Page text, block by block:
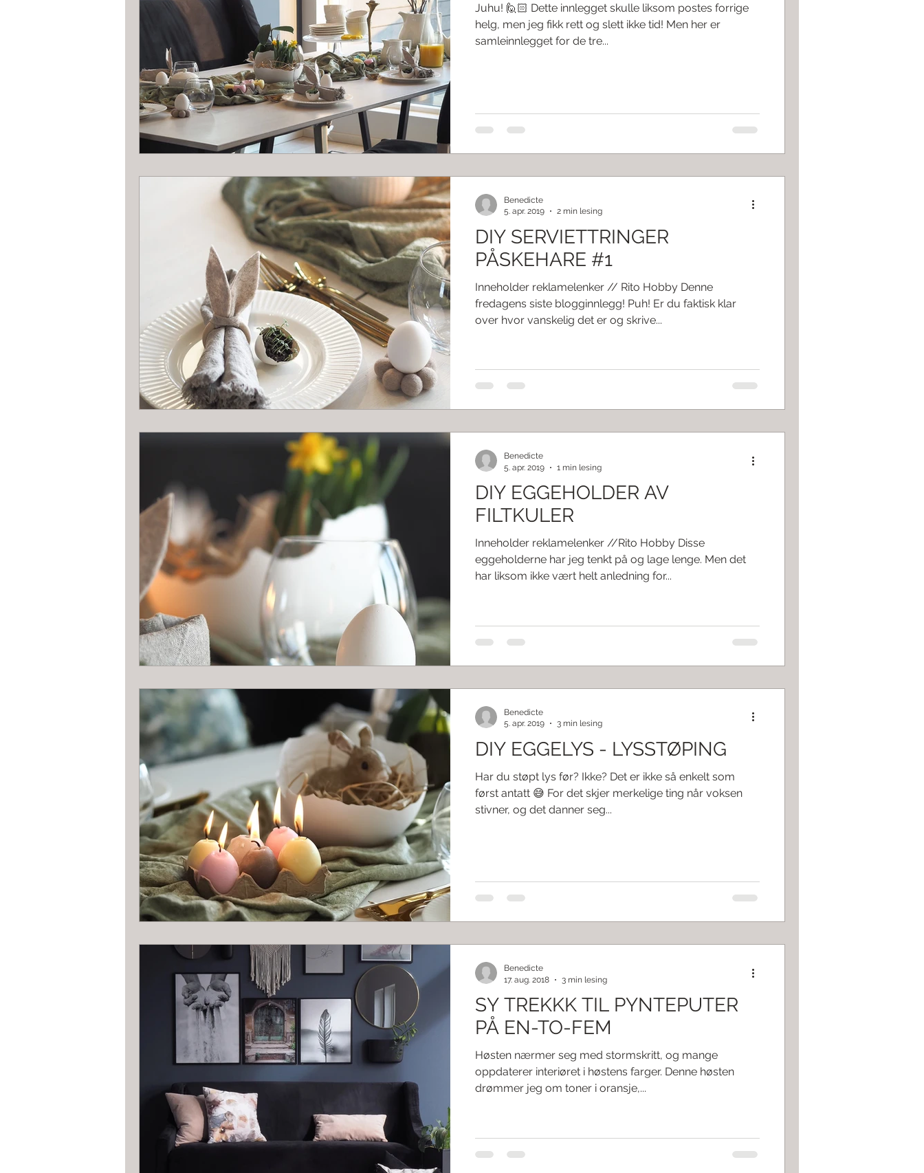
Juhu! 🙋🏻 Dette innlegget skulle liksom postes forrige
helg, men jeg fikk rett og slett ikke tid! Men her er
samleinnlegget for de tre...
DIY SERVIETTRINGER
PÅSKEHARE #1
Inneholder reklamelenker // Rito Hobby Denne
fredagens siste blogginnlegg! Puh! Er du faktisk klar
over hvor vanskelig det er og skrive...
Benedicte
5. apr. 2019
2 min lesing
DIY EGGEHOLDER AV
FILTKULER
Inneholder reklamelenker //Rito Hobby Disse
eggeholderne har jeg tenkt på og lage lenge. Men det
har liksom ikke vært helt anledning for...
Benedicte
5. apr. 2019
1 min lesing
DIY EGGELYS - LYSSTØPING
Har du støpt lys før? Ikke? Det er ikke så enkelt som
først antatt 😅 For det skjer merkelige ting når voksen
stivner, og det danner seg...
Benedicte
5. apr. 2019
3 min lesing
SY TREKKK TIL PYNTEPUTER
PÅ EN-TO-FEM
Høsten nærmer seg med stormskritt, og mange
oppdaterer interiøret i høstens farger. Denne høsten
drømmer jeg om toner i oransje,...
Benedicte
17. aug. 2018
3 min lesing